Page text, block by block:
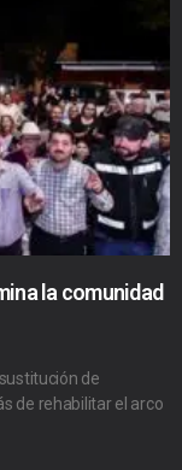
la comunidad
de
de rehabilitar el arco